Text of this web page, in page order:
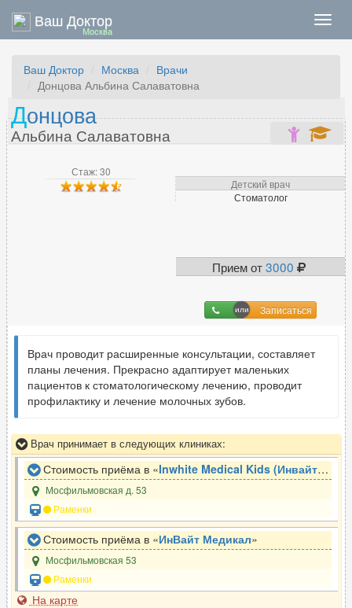
Ваш Доктор
Москва
Ваш Доктор Москва
Врачи
Донцова Альбина Салаватовна
Стаж: 30
Детский врач
Стоматолог
Прием от3000
Записаться
Донцова
Альбина Салаватовна
Врач проводит расширенные консультации, составляет
планы лечения. Прекрасно адаптирует маленьких
пациентов к стоматологическому лечению, проводит
профилактику и лечение молочных зубов.
Врач принимает в следующих клиниках:
Стоимость приёма в «Inwhite Medical Kids (Инвайт Медикал Кидс)
Мосфильмовская д. 53
Раменки
Стоимость приёма в «ИнВайт Медикал»
Мосфильмовская 53
Раменки
На карте